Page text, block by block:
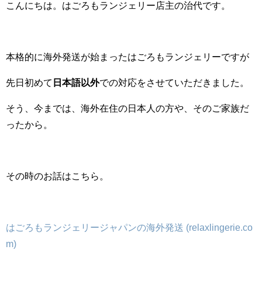
こんにちは。はごろもランジェリー店主の治代です。
本格的に海外発送が始まったはごろもランジェリーですが
先日初めて 日本語以外での対応をさせていただきました。
そう、今までは、海外在住の日本人の方や、そのご家族だ
ったから。
その時のお話はこちら。
はごろもランジェリージャパンの海外発送 (relaxlingerie.co
m)